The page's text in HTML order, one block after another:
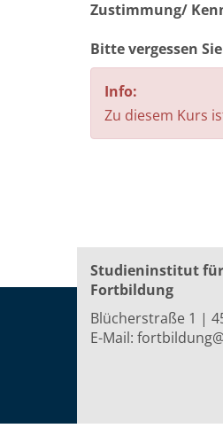
Zustimmung/
Bitte vergessen
Info:
Zu diesem Kurs
Studieninstitut
Fortbildung
Blücherstraße 1 |
E-Mail: